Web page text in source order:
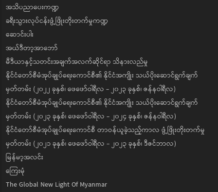
အသိပညာပေးကဏ္ဍ
ခရီးသွားလုပ်ငန်းဖွံ့ဖြိုးတိုးတက်မှုကဏ္ဍ
ဆောင်းပါး
အယ်ဒီတာ့အာဘော်
မီဒီယာနှင့်သတင်းအချက်အလက်ဆိုင်ရာ သိနားလည်မှု
နိုင်ငံတော်စီမံအုပ်ချုပ်ရေးကောင်စီ၏ နိုင်ငံအကျိုး သယ်ပိုးဆောင်ရွက်ချက်
မှတ်တမ်း (၂၀၂၂ ခုနှစ်၊ ဖေဖော်ဝါရီလ - ၂၀၂၃ ခုနှစ်၊ ဇန်နဝါရီလ)
နိုင်ငံတော်စီမံအုပ်ချုပ်ရေးကောင်စီ၏ နိုင်ငံအကျိုး သယ်ပိုးဆောင်ရွက်ချက်
မှတ်တမ်း (၂၀၂၃ ခုနှစ်၊ ဖေဖော်ဝါရီလ - ၂၀၂၄ ခုနှစ်၊ ဇန်နဝါရီလ)
နိုင်ငံတော်စီမံအုပ်ချုပ်ရေးကောင်စီ တာဝန်ယူခဲ့သည့်ကာလ ဖွံ့ဖြိုးတိုးတက်မှု
မှတ်တမ်း (၂၀၂၁ ခုနှစ်၊ ဖေဖော်ဝါရီလ - ၂၀၂၃ ခုနှစ်၊ ဒီဇင်ဘာလ)
မြန်မာ့အလင်း
ကြေးမုံ
The Global New Light Of Myanmar